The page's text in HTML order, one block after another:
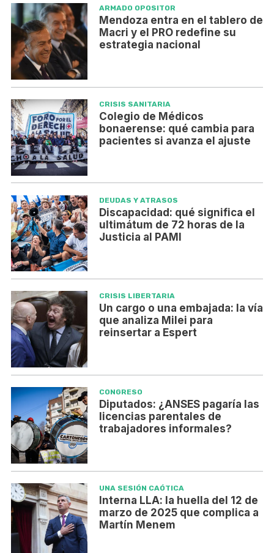
ARMADO OPOSITOR
Mendoza entra en el tablero de
Macri y el PRO redefine su
estrategia nacional
CRISIS SANITARIA
Colegio de Médicos
bonaerense: qué cambia para
pacientes si avanza el ajuste
DEUDAS Y ATRASOS
Discapacidad: qué significa el
ultimátum de 72 horas de la
Justicia al PAMI
CRISIS LIBERTARIA
Un cargo o una embajada: la vía
que analiza Milei para
reinsertar a Espert
CONGRESO
Diputados: ¿ANSES pagaría las
licencias parentales de
trabajadores informales?
UNA SESIÓN CAÓTICA
Interna LLA: la huella del 12 de
marzo de 2025 que complica a
Martín Menem